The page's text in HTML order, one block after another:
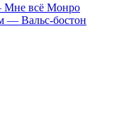
Мне всё Монро
— Вальс-бостон